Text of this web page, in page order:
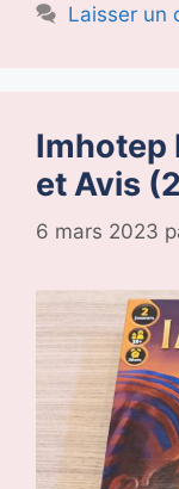
Laisser un
Imhotep
et Avis
6 mars 2023